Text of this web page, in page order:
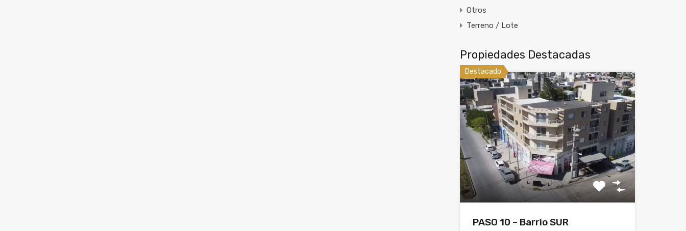
Otros
Terreno / Lote
Propiedades Destacadas
Destacado
PASO 10 – Barrio SUR